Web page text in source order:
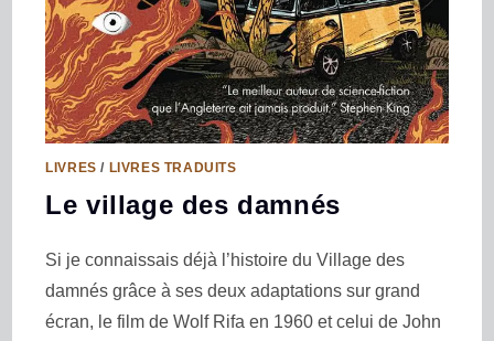
LIVRES / LIVRES TRADUITS
Le village des damnés
Si je connaissais déjà l’histoire du Village des
damnés grâce à ses deux adaptations sur grand
écran, le film de Wolf Rifa en 1960 et celui de John